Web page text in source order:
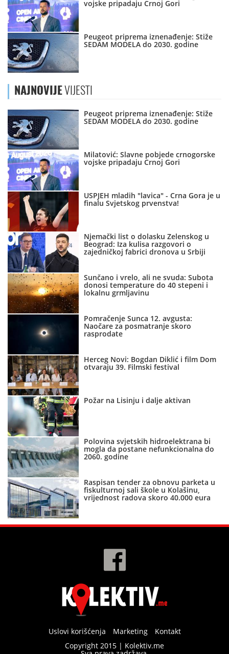
vojske pripadaju Crnoj Gori
Peugeot priprema iznenađenje: Stiže
SEDAM MODELA do 2030. godine
NAJNOVIJEVIJESTI
Peugeot priprema iznenađenje: Stiže
SEDAM MODELA do 2030. godine
Milatović: Slavne pobjede crnogorske
vojske pripadaju Crnoj Gori
USPJEH mladih "lavica" - Crna Gora je u
finalu Svjetskog prvenstva!
Njemački list o dolasku Zelenskog u
Beograd: Iza kulisa razgovori o
zajedničkoj fabrici dronova u Srbiji
Sunčano i vrelo, ali ne svuda: Subota
donosi temperature do 40 stepeni i
lokalnu grmljavinu
Pomračenje Sunca 12. avgusta:
Naočare za posmatranje skoro
rasprodate
Herceg Novi: Bogdan Diklić i film Dom
otvaraju 39. Filmski festival
Požar na Lisinju i dalje aktivan
Polovina svjetskih hidroelektrana bi
mogla da postane nefunkcionalna do
2060. godine
Raspisan tender za obnovu parketa u
fiskulturnoj sali škole u Kolašinu,
vrijednost radova skoro 40.000 eura
Uslovi korišćenja Marketing
Kontakt
Copyright 2015 | Kolektiv.me